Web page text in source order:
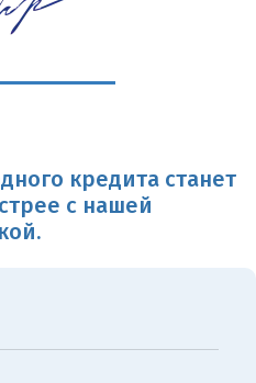
кредита станет
с нашей